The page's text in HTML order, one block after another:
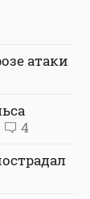
атаки
4